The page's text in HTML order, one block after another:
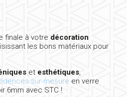
finale à votre décoration
les bons matériaux pour
et esthétiques,
sur-mesure en verre
6mm avec STC !